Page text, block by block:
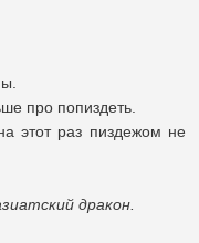
про попиздеть.
этот раз пиздежом не
дракон.